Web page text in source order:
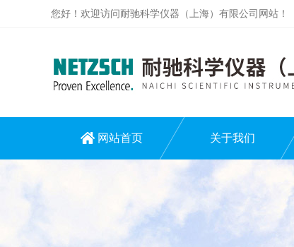
您好！欢迎访问耐驰科学仪器（上海）有限公司网站！
网站首页 关于我们